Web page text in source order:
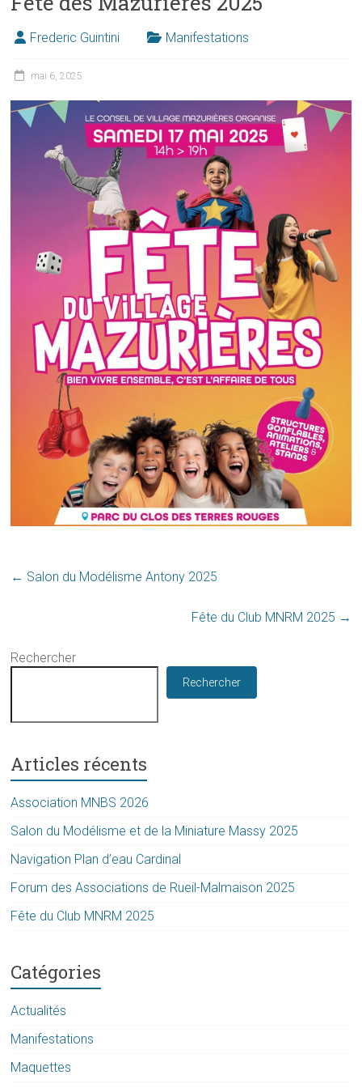
Frederic Guintini Manifestations
mai 6, 2025
← Salon du Modélisme Antony 2025
Fête du Club MNRM 2025 →
Rechercher
Rechercher
Articles récents
Association MNBS 2026
Salon du Modélisme et de la Miniature Massy 2025
Navigation Plan d’eau Cardinal
Forum des Associations de Rueil-Malmaison 2025
Fête du Club MNRM 2025
Catégories
Actualités
Manifestations
Maquettes